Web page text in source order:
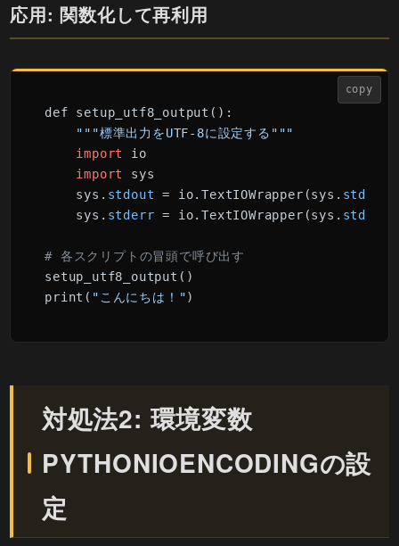
応用: 関数化して再利用
copy
def setup_utf8_output():
"""標準出力をUTF-8に設定する"""
import
io
import
sys
    sys.
stdout = io.TextIOWrapper(sys. stdout
    sys.
stderr = io.TextIOWrapper(sys. stderr
# 各スクリプトの冒頭で呼び出す
setup_utf8_output()
print( "こんにちは！"
対処法2: 環境変数
PYTHONIOENCODINGの設
定